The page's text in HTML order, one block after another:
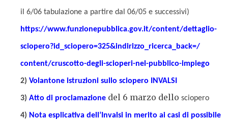
il 6/06 tabulazione a partire dal 06/05 e successivi)
https://www.funzionepubblica.gov.it/content/dettaglio-
sciopero?id_sciopero=325&indirizzo_ricerca_back=/
content/cruscotto-degli-scioperi-nel-pubblico-impiego
2) Volantone istruzioni sullo sciopero INVALSI
3) Atto di proclamazione del 6 marzo dello sciopero
4) Nota esplicativa dell’Invalsi in merito ai casi di possibile